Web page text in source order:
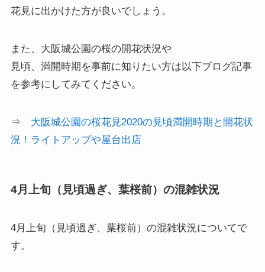
花見に出かけた方が良いでしょう。
また、大阪城公園の桜の開花状況や
見頃、満開時期を事前に知りたい方は以下ブログ記事
を参考にしてみてください。
⇒ 大阪城公園の桜花見2020の見頃満開時期と開花状
況！ライトアップや屋台出店
4月上旬（見頃過ぎ、葉桜前）の混雑状況
4月上旬（見頃過ぎ、葉桜前）の混雑状況についてで
す。